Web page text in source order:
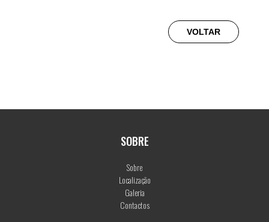
VOLTAR
SOBRE
Sobre
Localização
Galeria
Contactos